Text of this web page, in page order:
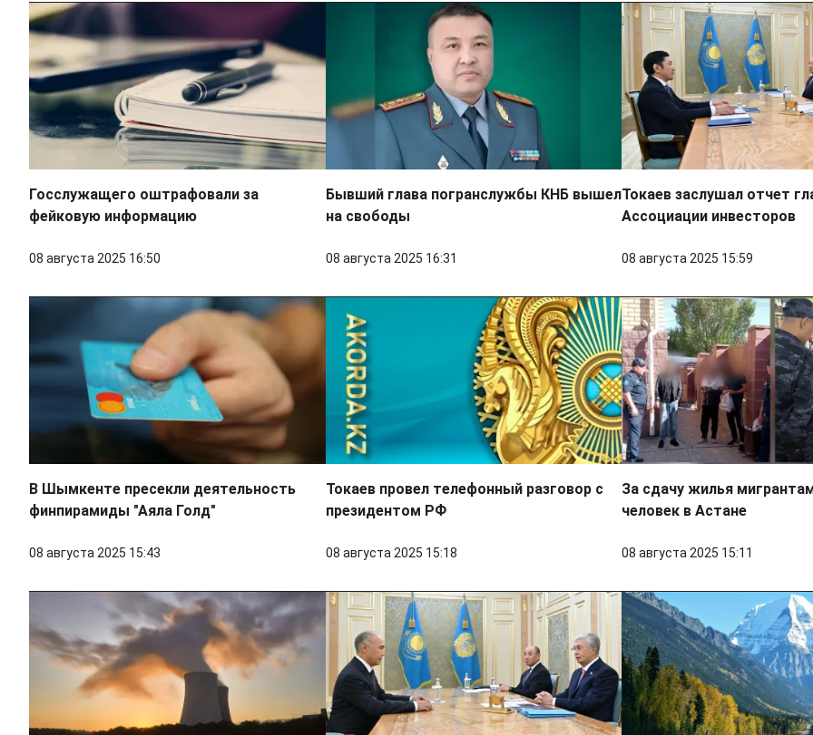
Госслужащего оштрафовали за
фейковую информацию
08 августа 2025 16:50
Бывший глава погранслужбы КНБ вышел
на свободы
08 августа 2025 16:31
Токаев заслушал отчет
Ассоциации инвесторов
08 августа 2025 15:59
В Шымкенте пресекли деятельность
финпирамиды "Аяла Голд"
08 августа 2025 15:43
Токаев провел телефонный разговор с
президентом РФ
08 августа 2025 15:18
За сдачу жилья
человек в Астане
08 августа 2025 15:11